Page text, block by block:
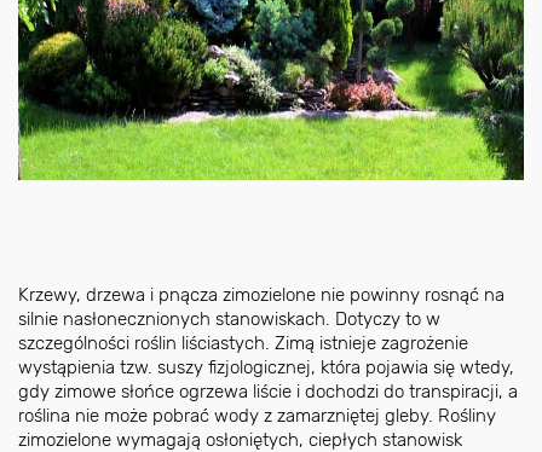
Krzewy, drzewa i pnącza zimozielone nie powinny rosnąć na
silnie nasłonecznionych stanowiskach. Dotyczy to w
szczególności roślin liściastych. Zimą istnieje zagrożenie
wystąpienia tzw. suszy fizjologicznej, która pojawia się wtedy,
gdy zimowe słońce ogrzewa liście i dochodzi do transpiracji, a
roślina nie może pobrać wody z zamarzniętej gleby. Rośliny
zimozielone wymagają osłoniętych, ciepłych stanowisk